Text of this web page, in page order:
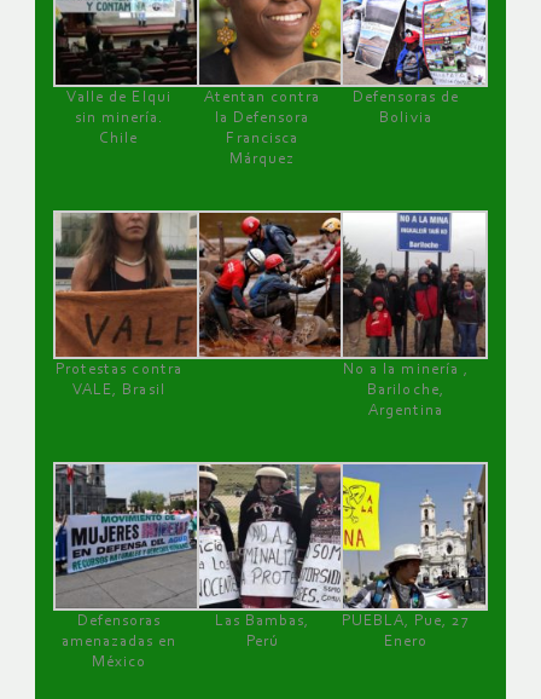
Valle de Elqui
sin minería.
Chile
Atentan contra
la Defensora
Francisca
Márquez
Defensoras de
Bolivia
Protestas contra
VALE, Brasil
No a la minería ,
Bariloche,
Argentina
Defensoras
amenazadas en
México
Las Bambas,
Perú
PUEBLA, Pue, 27
Enero